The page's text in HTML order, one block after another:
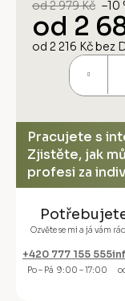
od 2 979 Kč –10
od 2
od 2 216 Kčbez
Pracujete s
Zjistěte, jak
profesi za
Ozvěte se mi a já vám
+420 777 155 555
Po – Pá 9:00 – 17:00